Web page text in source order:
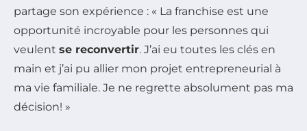
partage son expérience : « La franchise est une
opportunité incroyable pour les personnes qui
veulent se reconvertir. J’ai eu toutes les clés en
main et j’ai pu allier mon projet entrepreneurial à
ma vie familiale. Je ne regrette absolument pas ma
décision! »